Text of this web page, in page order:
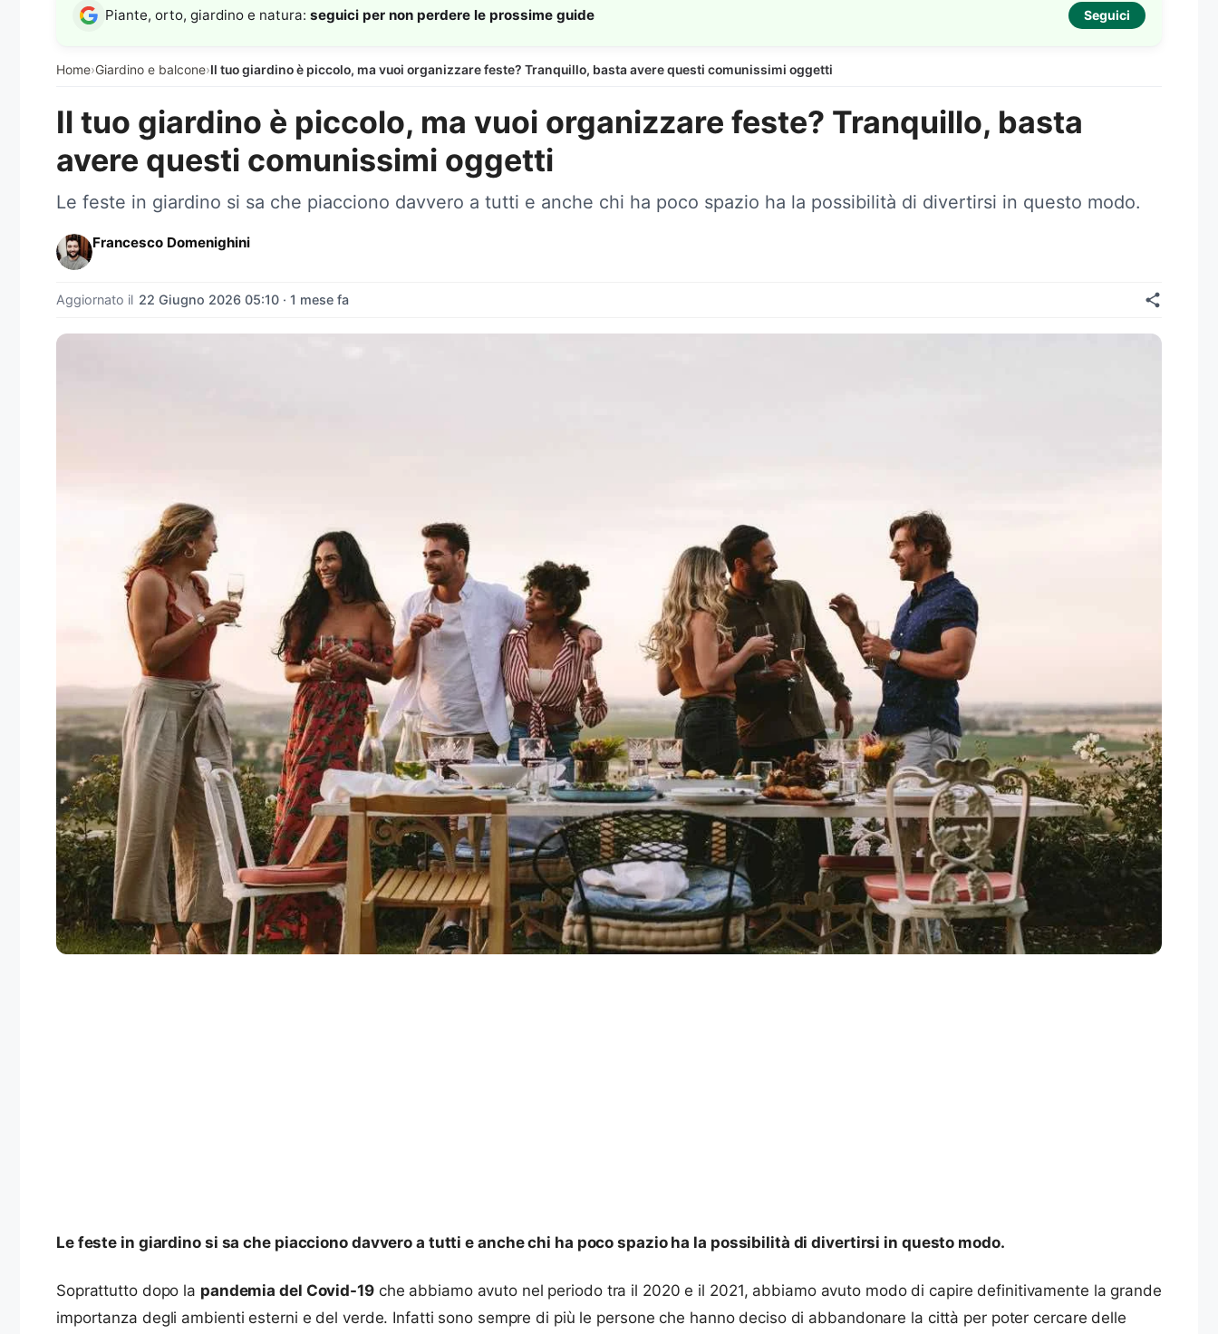
Home›Giardino e balcone›Il tuo giardino è piccolo, ma vuoi organizzare feste? Tranquillo, basta avere questi comunissimi oggetti
Piante, orto, giardino e natura: seguici per non perdere le prossime guide Seguici
Il tuo giardino è piccolo, ma vuoi organizzare feste? Tranquillo, basta
avere questi comunissimi oggetti
Le feste in giardino si sa che piacciono davvero a tutti e anche chi ha poco spazio ha la possibilità di divertirsi in questo modo.
Francesco Domenighini
Aggiornato il 22 Giugno 2026 05:10 · 1 mese fa
Le feste in giardino si sa che piacciono davvero a tutti e anche chi ha poco spazio ha la possibilità di divertirsi in questo modo.
Soprattutto dopo la pandemia del Covid-19che abbiamo avuto nel periodo tra il 2020 e il 2021, abbiamo avuto modo di capire definitivamente la grande
importanza degli ambienti esterni e del verde. Infatti sono sempre di più le persone che hanno deciso di abbandonare la città per poter cercare delle